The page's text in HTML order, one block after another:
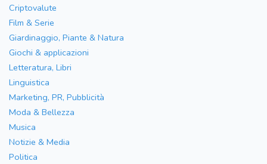
Criptovalute
Film & Serie
Giardinaggio, Piante & Natura
Giochi & applicazioni
Letteratura, Libri
Linguistica
Marketing, PR, Pubblicità
Moda & Bellezza
Musica
Notizie & Media
Politica